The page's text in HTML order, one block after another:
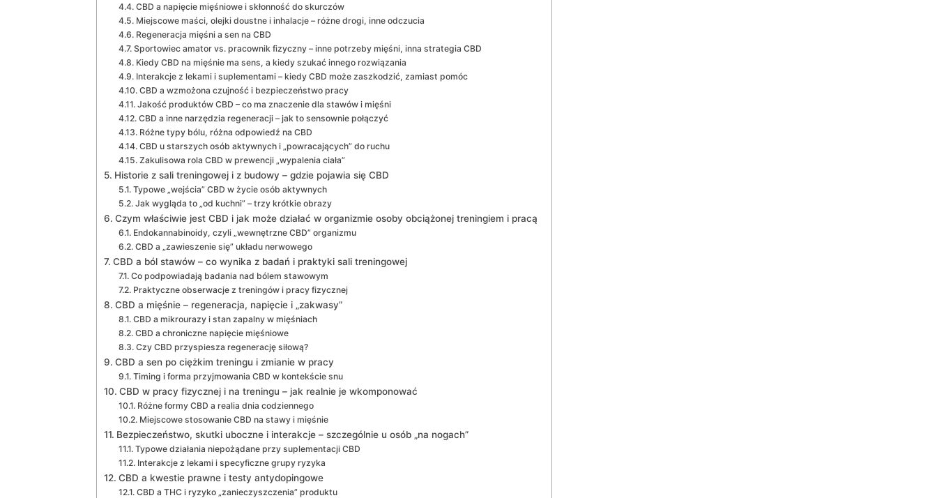
CBD a napięcie mięśniowe i skłonność do skurczów
Miejscowe maści, olejki doustne i inhalacje – różne drogi, inne odczucia
Regeneracja mięśni a sen na CBD
Sportowiec amator vs. pracownik fizyczny – inne potrzeby mięśni, inna strategia CBD
Kiedy CBD na mięśnie ma sens, a kiedy szukać innego rozwiązania
Interakcje z lekami i suplementami – kiedy CBD może zaszkodzić, zamiast pomóc
CBD a wzmożona czujność i bezpieczeństwo pracy
Jakość produktów CBD – co ma znaczenie dla stawów i mięśni
CBD a inne narzędzia regeneracji – jak to sensownie połączyć
Różne typy bólu, różna odpowiedź na CBD
CBD u starszych osób aktywnych i „powracających” do ruchu
Zakulisowa rola CBD w prewencji „wypalenia ciała”
Historie z sali treningowej i z budowy – gdzie pojawia się CBD
Typowe „wejścia” CBD w życie osób aktywnych
Jak wygląda to „od kuchni” – trzy krótkie obrazy
Czym właściwie jest CBD i jak może działać w organizmie osoby obciążonej treningiem i pracą
Endokannabinoidy, czyli „wewnętrzne CBD” organizmu
CBD a „zawieszenie się” układu nerwowego
CBD a ból stawów – co wynika z badań i praktyki sali treningowej
Co podpowiadają badania nad bólem stawowym
Praktyczne obserwacje z treningów i pracy fizycznej
CBD a mięśnie – regeneracja, napięcie i „zakwasy”
CBD a mikrourazy i stan zapalny w mięśniach
CBD a chroniczne napięcie mięśniowe
Czy CBD przyspiesza regenerację siłową?
CBD a sen po ciężkim treningu i zmianie w pracy
Timing i forma przyjmowania CBD w kontekście snu
CBD w pracy fizycznej i na treningu – jak realnie je wkomponować
Różne formy CBD a realia dnia codziennego
Miejscowe stosowanie CBD na stawy i mięśnie
Bezpieczeństwo, skutki uboczne i interakcje – szczególnie u osób „na nogach”
Typowe działania niepożądane przy suplementacji CBD
Interakcje z lekami i specyficzne grupy ryzyka
CBD a kwestie prawne i testy antydopingowe
CBD a THC i ryzyko „zanieczyszczenia” produktu